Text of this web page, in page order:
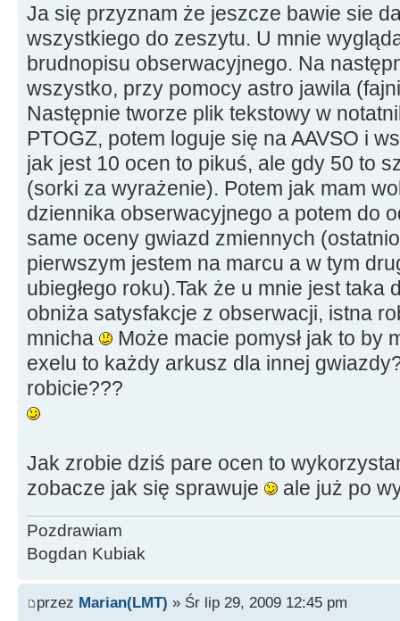
Ja się przyznam że jeszcze bawie sie
wszystkiego do zeszytu. U mnie
brudnopisu obserwacyjnego. Na
wszystko, przy pomocy astro jawila
Następnie tworze plik tekstowy w
PTOGZ, potem loguje się na AAVSO i
jak jest 10 ocen to pikuś, ale gdy 50 to
(sorki za wyrażenie). Potem jak mam
dziennika obserwacyjnego a potem do
same oceny gwiazd zmiennych
pierwszym jestem na marcu a w tym
ubiegłego roku).Tak że u mnie jest taka
obniża satysfakcje z obserwacji, istna
mnicha
Może macie pomysł jak to by
exelu to każdy arkusz dla innej
robicie???
Jak zrobie dziś pare ocen to
zobacze jak się sprawuje
ale już po
Pozdrawiam
Bogdan Kubiak
przez Marian(LMT) » Śr lip 29, 2009 12:45 pm